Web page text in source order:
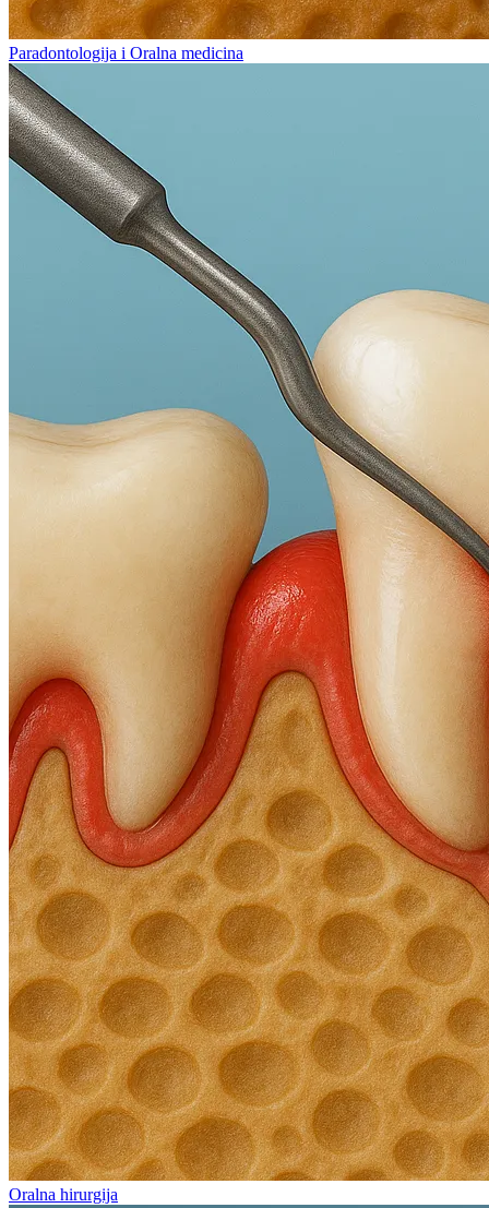
Paradontologija i Oralna medicina
Oralna hirurgija